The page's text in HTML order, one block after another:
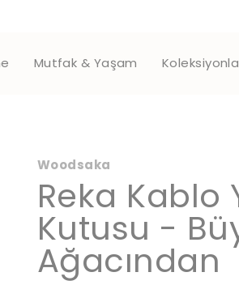
Mutfak & Yaşam
Woodsaka
Reka Kablo
Kutusu -
Ağacından